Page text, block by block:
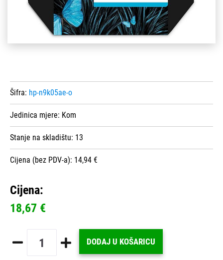
Šifra: hp-n9k05ae-o
Jedinica mjere: Kom
Stanje na skladištu: 13
Cijena (bez PDV-a): 14,94 €
Cijena:
18,67 €
DODAJ U KOŠARICU